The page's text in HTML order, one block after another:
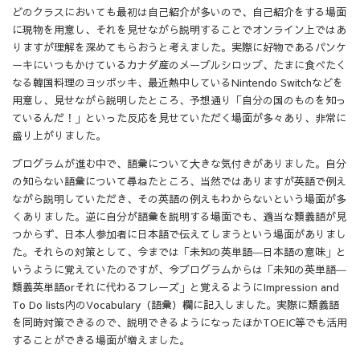
どのクラスにおいても最初は自己紹介が多いので、自己紹介をする場面
に現物を用意し、それを見せながら説明することでオンライン上ではあ
りますが理解を深めてもらおうと考えました。実際に好物であるパンケ
ーキにいつもかけているカナダ産のメープルシロップ、たまに食べたく
なる韓国料理のヨッポッキ、最近熱中しているNintendo Switchなどを
用意し、見せながら説明したところ、予想通り「自分の国のものを知っ
ているんだ！」といった反応を見せていただく場面が多々あり、非常に
盛り上がりました。
プログラムが進む中で、語彙について大きな気付きがありました。自分
の知らない語彙について尋ねたところ、当然ではありますが英語で例え
ながら説明していただき、その英語の例えもわからないという場面が多
くありました。逆に自分が語彙を説明する場面でも、適当な類義語が見
つからず、日本人参加者に日本語で伝えてしまうという場面がありまし
た。それらの対策として、今までは「未知の英単語―日本語の意味」と
いうように覚えていたのですが、今プログラムからは「未知の英単語―
類義英単語orそれに代わるフレーズ」と覚えるようにImpression and
To Do lists内のVocabulary（語彙）欄に記入しました。実際に類義語
を同時対策できるので、説明できるようになったほかTOEIC等でも活用
することができる場面が増えました。